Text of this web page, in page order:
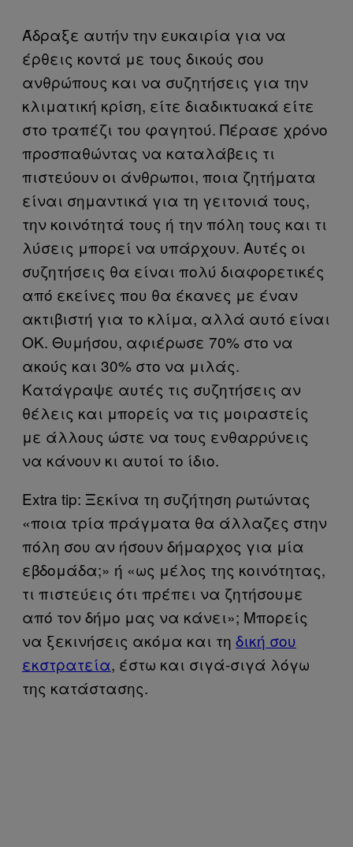
Άδραξε αυτήν την ευκαιρία για να
έρθεις κοντά με τους δικούς σου
ανθρώπους και να συζητήσεις για την
κλιματική κρίση, είτε διαδικτυακά είτε
στο τραπέζι του φαγητού. Πέρασε χρόνο
προσπαθώντας να καταλάβεις τι
πιστεύουν οι άνθρωποι, ποια ζητήματα
είναι σημαντικά για τη γειτονιά τους,
την κοινότητά τους ή την πόλη τους και τι
λύσεις μπορεί να υπάρχουν. Αυτές οι
συζητήσεις θα είναι πολύ διαφορετικές
από εκείνες που θα έκανες με έναν
ακτιβιστή για το κλίμα, αλλά αυτό είναι
ΟΚ. Θυμήσου, αφιέρωσε 70% στο να
ακούς και 30% στο να μιλάς.
Κατάγραψε αυτές τις συζητήσεις αν
θέλεις και μπορείς να τις μοιραστείς
με άλλους ώστε να τους ενθαρρύνεις
να κάνουν κι αυτοί το ίδιο.
Extra tip: Ξεκίνα τη συζήτηση ρωτώντας
«ποια τρία πράγματα θα άλλαζες στην
πόλη σου αν ήσουν δήμαρχος για μία
εβδομάδα;» ή «ως μέλος της κοινότητας,
τι πιστεύεις ότι πρέπει να ζητήσουμε
από τον δήμο μας να κάνει»; Μπορείς
να ξεκινήσεις ακόμα και τη δική σου
εκστρατεία, έστω και σιγά-σιγά λόγω
της κατάστασης.